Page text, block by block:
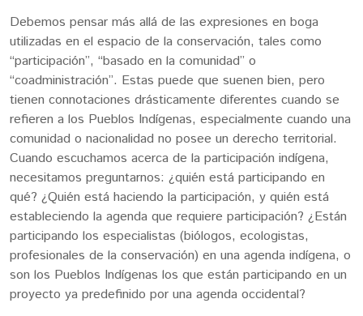
Debemos pensar más allá de las expresiones en boga
utilizadas en el espacio de la conservación, tales como
“participación”, “basado en la comunidad” o
“coadministración”. Estas puede que suenen bien, pero
tienen connotaciones drásticamente diferentes cuando se
refieren a los Pueblos Indígenas, especialmente cuando una
comunidad o nacionalidad no posee un derecho territorial.
Cuando escuchamos acerca de la participación indígena,
necesitamos preguntarnos: ¿quién está participando en
qué? ¿Quién está haciendo la participación, y quién está
estableciendo la agenda que requiere participación? ¿Están
participando los especialistas (biólogos, ecologistas,
profesionales de la conservación) en una agenda indígena, o
son los Pueblos Indígenas los que están participando en un
proyecto ya predefinido por una agenda occidental?